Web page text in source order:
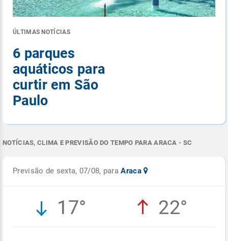
ÚLTIMAS NOTÍCIAS
6 parques
aquáticos para
curtir em São
Paulo
NOTÍCIAS, CLIMA E PREVISÃO DO TEMPO PARA ARACA - SC
Previsão de sexta, 07/08, paraAraca
17° 22°